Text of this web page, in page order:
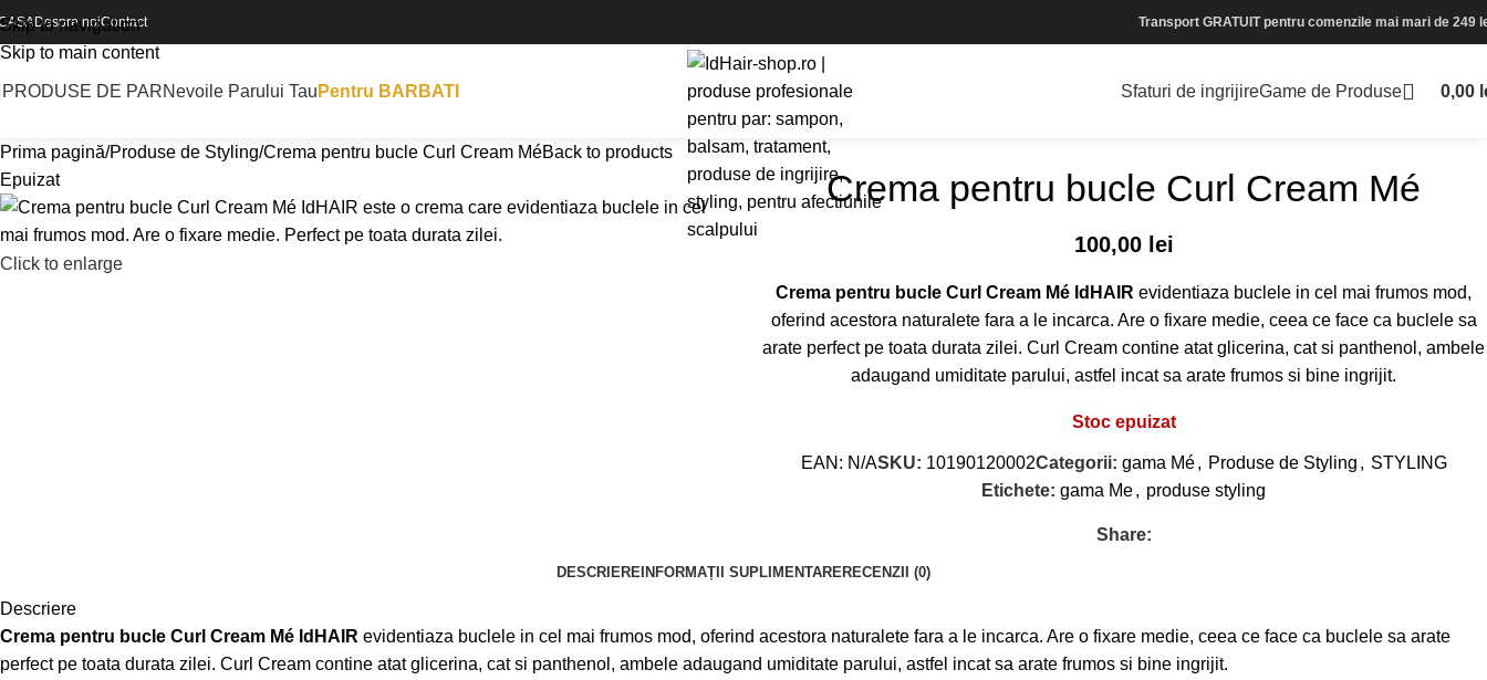
Skip to navigation
Skip to main content
Despre noiContact Transport GRATUIT pentru comenzile mai mari de 249
PRODUSE DE PARNevoile Parului Tau Pentru BARBATI Sfaturi de ingrijireGame de Produse 0,00
Prima pagină Produse de Styling Crema pentru bucle Curl Cream MéBack to products
Epuizat
Click to enlarge
Crema pentru bucle Curl Cream Mé
100,00 lei
Crema pentru bucle Curl Cream Mé IdHAIR evidentiaza buclele in cel mai frumos mod,
oferind acestora naturalete fara a le incarca. Are o fixare medie, ceea ce face ca buclele sa
arate perfect pe toata durata zilei. Curl Cream contine atat glicerina, cat si panthenol, ambele
adaugand umiditate parului, astfel incat sa arate frumos si bine ingrijit.
Stoc epuizat
EAN: N/ASKU: 10190120002Categorii: gama Mé , Produse de Styling , STYLING
Etichete: gama Me, produse styling
Share:
DESCRIEREINFORMAȚII SUPLIMENTARERECENZII (0)
Descriere
Crema pentru bucle Curl Cream Mé IdHAIR evidentiaza buclele in cel mai frumos mod, oferind acestora naturalete fara a le incarca. Are o fixare medie, ceea ce face ca buclele sa arate
perfect pe toata durata zilei. Curl Cream contine atat glicerina, cat si panthenol, ambele adaugand umiditate parului, astfel incat sa arate frumos si bine ingrijit.